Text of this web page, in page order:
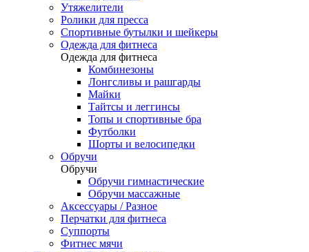
Утяжелители
Ролики для пресса
Спортивные бутылки и шейкеры
Одежда для фитнеса
Одежда для фитнеса
Комбинезоны
Лонгсливы и рашгарды
Майки
Тайтсы и леггинсы
Топы и спортивные бра
Футболки
Шорты и велосипедки
Обручи
Обручи
Обручи гимнастические
Обручи массажные
Аксессуары / Разное
Перчатки для фитнеса
Суппорты
Фитнес мячи